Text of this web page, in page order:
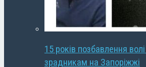
15 років позбавлення
зрадникам на Запоріжжі